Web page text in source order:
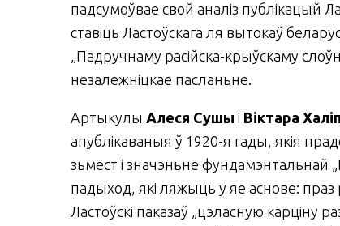
падсумоўвае свой аналіз публікацый
ставіць Ластоўскага ля вытокаў
„Падручнаму расійска-крыўскаму
незалежніцкае пасланьне.
Артыкулы Алеся Сушы і Віктара
апублікаваныя ў 1920-я гады, якія
зьмест і значэньне фундамэнтальнай
пады­ход, які ляжыць у яе аснове: праз
Ластоўскі паказаў „цэласную карціну